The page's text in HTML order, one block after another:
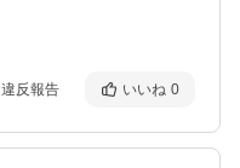
違反報告 いいね 0